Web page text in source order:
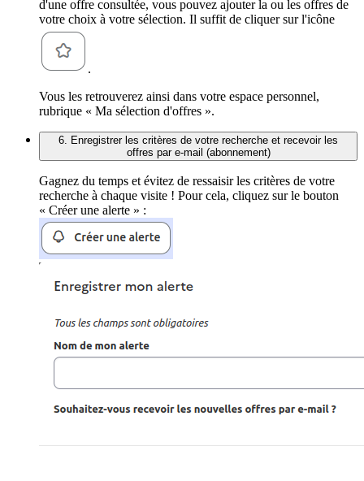
d'une offre consultée, vous pouvez ajouter la ou les offres de
votre choix à votre sélection. Il suffit de cliquer sur l'icône
.
Vous les retrouverez ainsi dans votre espace personnel,
rubrique « Ma sélection d'offres ».
6. Enregistrer les critères de votre recherche et recevoir les
offres par e-mail (abonnement)
Gagnez du temps et évitez de ressaisir les critères de votre
recherche à chaque visite ! Pour cela, cliquez sur le bouton
« Créer une alerte » :